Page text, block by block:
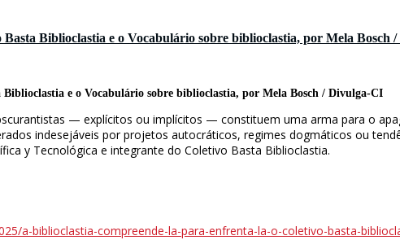
Biblioclastia e o Vocabulário sobre biblioclastia, por Mela Bosch
e o Vocabulário sobre biblioclastia, por Mela Bosch / Divulga-CI
— explícitos ou implícitos — constituem uma arma para o
indesejáveis por projetos autocráticos, regimes dogmáticos ou
y Tecnológica e integrante do Coletivo Basta Biblioclastia.
a-biblioclastia-compreende-la-para-enfrenta-la-o-coletivo-basta-